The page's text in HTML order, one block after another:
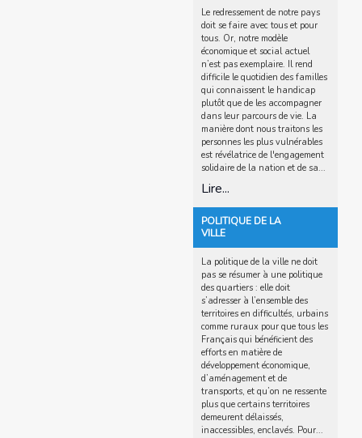
Le redressement de notre pays
doit se faire avec tous et pour
tous. Or, notre modèle
économique et social actuel
n’est pas exemplaire. Il rend
difficile le quotidien des familles
qui connaissent le handicap
plutôt que de les accompagner
dans leur parcours de vie. La
manière dont nous traitons les
personnes les plus vulnérables
est révélatrice de l'engagement
solidaire de la nation et de sa...
Lire...
POLITIQUE DE LA
VILLE
La politique de la ville ne doit
pas se résumer à une politique
des quartiers : elle doit
s’adresser à l’ensemble des
territoires en difficultés, urbains
comme ruraux pour que tous les
Français qui bénéficient des
efforts en matière de
développement économique,
d’aménagement et de
transports, et qu’on ne ressente
plus que certains territoires
demeurent délaissés,
inaccessibles, enclavés. Pour...